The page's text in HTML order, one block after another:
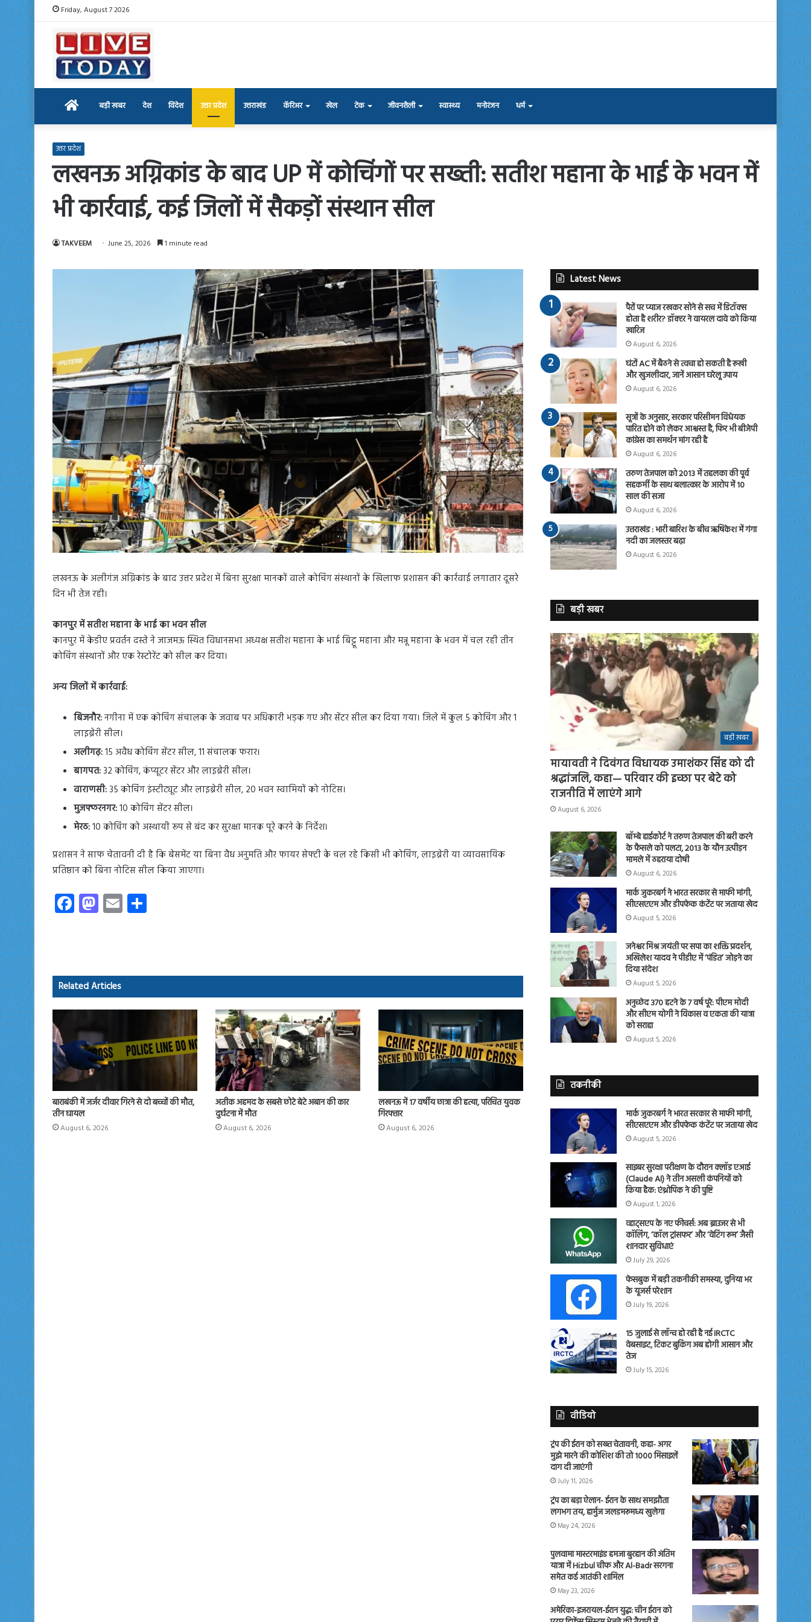
Friday, August 7 2026
Home बड़ी खबर देश विदेश उत्तर प्रदेश उत्तराखंड कॅरिअर खेल टेक जीवनशैली स्वास्थ्य मनोरंजन धर्म
उत्तर प्रदेश
लखनऊ अग्निकांड के बाद UP में कोचिंगों पर सख्ती: सतीश महाना के भाई के भवन में
भी कार्रवाई, कई जिलों में सैकड़ों संस्थान सील
TAKVEEM June 25, 2026 1 minute read
लखनऊ के अलीगंज अग्निकांड के बाद उत्तर प्रदेश में बिना सुरक्षा मानकों वाले कोचिंग संस्थानों के खिलाफ प्रशासन की कार्रवाई लगातार दूसरे
दिन भी तेज रही।
कानपुर में सतीश महाना के भाई का भवन सील
कानपुर में केडीए प्रवर्तन दस्ते ने जाजमऊ स्थित विधानसभा अध्यक्ष सतीश महाना के भाई बिट्टू महाना और मन्नू महाना के भवन में चल रही तीन
कोचिंग संस्थानों और एक रेस्टोरेंट को सील कर दिया।
अन्य जिलों में कार्रवाई:
बिजनौर:नगीना में एक कोचिंग संचालक के जवाब पर अधिकारी भड़क गए और सेंटर सील कर दिया गया। जिले में कुल 5 कोचिंग और 1
लाइब्रेरी सील।
अलीगढ़:15 अवैध कोचिंग सेंटर सील, 11 संचालक फरार।
बागपत:32 कोचिंग, कंप्यूटर सेंटर और लाइब्रेरी सील।
वाराणसी:35 कोचिंग इंस्टीट्यूट और लाइब्रेरी सील, 20 भवन स्वामियों को नोटिस।
मुजफ्फरनगर:10 कोचिंग सेंटर सील।
मेरठ:10 कोचिंग को अस्थायी रूप से बंद कर सुरक्षा मानक पूरे करने के निर्देश।
प्रशासन ने साफ चेतावनी दी है कि बेसमेंट या बिना वैध अनुमति और फायर सेफ्टी के चल रहे किसी भी कोचिंग, लाइब्रेरी या व्यावसायिक
प्रतिष्ठान को बिना नोटिस सील किया जाएगा।
Fa
ce
ok
M
as
o
n
E
m
Related Articles
बाराबंकी में जर्जर दीवार गिरने से दो बच्चों की मौत,
तीन घायल
August 6, 2026
अतीक अहमद के सबसे छोटे बेटे अबान की कार
दुर्घटना में मौत
August 6, 2026
लखनऊ में 17 वर्षीय छात्रा की हत्या, परिचित युवक
गिरफ्तार
August 6, 2026
Latest News
पैरों पर प्याज रखकर सोने से सच में डिटॉक्स
होता है शरीर? डॉक्टर ने वायरल दावे को किया
खारिज
August 6, 2026
घंटों AC में बैठने से त्वचा हो सकती है रूखी
और खुजलीदार, जानें आसान घरेलू उपाय
August 6, 2026
सूत्रों के अनुसार, सरकार परिसीमन विधेयक
पारित होने को लेकर आश्वस्त है, फिर भी बीजेपी
कांग्रेस का समर्थन मांग रही है
August 6, 2026
तरुण तेजपाल को 2013 में तहलका की पूर्व
सहकर्मी के साथ बलात्कार के आरोप में 10
साल की सजा
August 6, 2026
उत्तराखंड : भारी बारिश के बीच ऋषिकेश में गंगा
नदी का जलस्तर बढ़ा
August 6, 2026
बड़ी खबर
बड़ी खबर
मायावती ने दिवंगत विधायक उमाशंकर सिंह को दी
श्रद्धांजलि, कहा— परिवार की इच्छा पर बेटे को
राजनीति में लाएंगे आगे
August 6, 2026
बॉम्बे हाईकोर्ट ने तरुण तेजपाल की बरी करने
के फैसले को पलटा, 2013 के यौन उत्पीड़न
मामले में ठहराया दोषी
August 6, 2026
मार्क जुकरबर्ग ने भारत सरकार से माफी मांगी,
सीएसएएम और डीपफेक कंटेंट पर जताया खेद
August 5, 2026
जनेश्वर मिश्र जयंती पर सपा का शक्ति प्रदर्शन,
अखिलेश यादव ने पीडीए में ‘पंडित’ जोड़ने का
दिया संदेश
August 5, 2026
अनुच्छेद 370 हटने के 7 वर्ष पूरे: पीएम मोदी
और सीएम योगी ने विकास व एकता की यात्रा
को सराहा
August 5, 2026
तकनीकी
मार्क जुकरबर्ग ने भारत सरकार से माफी मांगी,
सीएसएएम और डीपफेक कंटेंट पर जताया खेद
August 5, 2026
साइबर सुरक्षा परीक्षण के दौरान क्लॉड एआई
(Claude AI) ने तीन असली कंपनियों को
किया हैक: एंथ्रोपिक ने की पुष्टि
August 1, 2026
व्हाट्सएप के नए फीचर्स: अब ब्राउजर से भी
कॉलिंग, ‘कॉल ट्रांसफर’ और ‘वेटिंग रूम’ जैसी
शानदार सुविधाएं
July 29, 2026
फेसबुक में बड़ी तकनीकी समस्या, दुनिया भर
के यूजर्स परेशान
July 19, 2026
15 जुलाई से लॉन्च हो रही है नई IRCTC
वेबसाइट, टिकट बुकिंग अब होगी आसान और
तेज
July 15, 2026
वीडियो
ट्रंप की ईरान को सख्त चेतावनी, कहा- अगर
मुझे मारने की कोशिश की तो 1000 मिसाइलें
दाग दी जाएंगी
July 11, 2026
ट्रंप का बड़ा ऐलान- ईरान के साथ समझौता
लगभग तय, हार्मुज जलडमरूमध्य खुलेगा
May 24, 2026
पुलवामा मास्टरमाइंड हमजा बुरहान की अंतिम
यात्रा में Hizbul चीफ और Al-Badr सरगना
समेत कई आतंकी शामिल
May 23, 2026
अमेरिका-इजरायल-ईरान युद्ध: चीन ईरान को